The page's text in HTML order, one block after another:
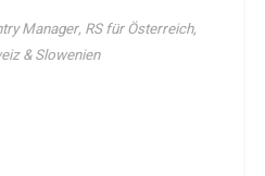
Manager, RS für Österreich,
& Slowenien